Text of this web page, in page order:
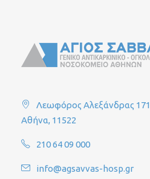
Λεωφόρος Αλεξάνδρας 171
Αθήνα, 11522
210 64 09 000
info@agsavvas-hosp.gr